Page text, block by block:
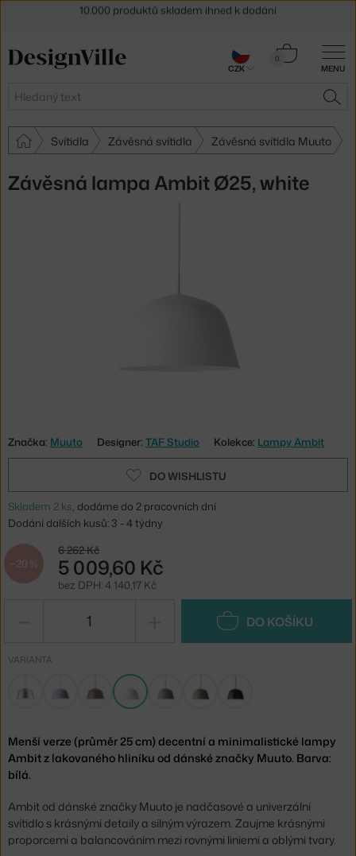
MENU
Hledat
0
Košík
Svítidla Závěsná svítidla Závěsná svítidla Muuto
Závěsná lampa Ambit Ø25, white
Značka: Muuto Designer: TAF Studio Kolekce: Lampy Ambit
DO WISHLISTU
Skladem 2 ks , dodáme do 2 pracovních dní
Dodání dalších kusů: 3 - 4 týdny
−20 %
6 262 Kč
5 009,60 Kč
bez DPH: 4 140,17 Kč
DO KOŠÍKU
VARIANTA
Menší verze (průměr 25 cm) decentní a minimalistické lampy
Ambit z lakovaného hliníku od dánské značky Muuto. Barva:
bílá.
Ambit od dánské značky Muuto je nadčasové a univerzální
svítidlo s krásnými detaily a silným výrazem. Zaujme krásnými
proporcemi a balancováním mezi rovnými liniemi a oblými tvary.
30 dní na vrácení zboží
CZK